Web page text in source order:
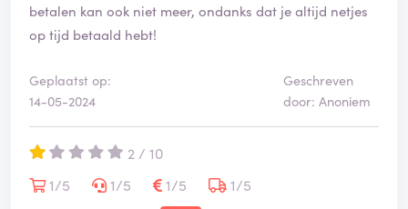
betalen kan ook niet meer, ondanks dat je altijd netjes
op tijd betaald hebt!
Geplaatst op:
14-05-2024
Geschreven
door: Anoniem
2 / 10
1/5
1/5 1/5
1/5